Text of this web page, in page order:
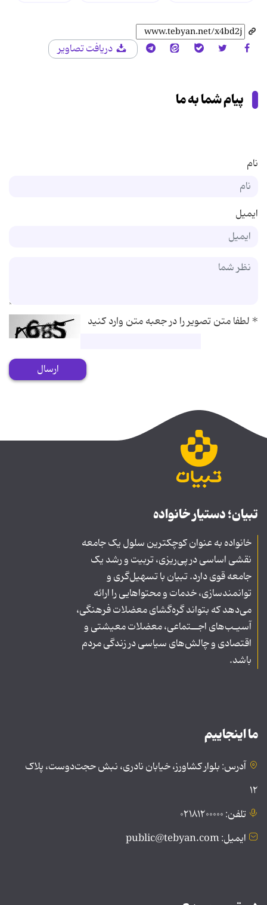
دریافت تصاویر
پیام شما به ما
نام
ایمیل
*لطفا متن تصویر را در جعبه متن وارد کنید
ارسال
تبیان؛ دستیار خانواده
خانواده به عنوان کوچکترین سلول یک جامعه
نقشی اساسی در پی‌ریزی، تربیت و رشد یک
جامعه قوی دارد. تبیان با تسهیل‌گری و
توانمندسازی، خدمات و محتواهایی را ارائه
می‌دهد که بتواند گره‌گشای معضلات فرهنگی،
آسیـب‌های اجــتماعی، معضلات معیشتی و
اقتصادی و چالش‌های سیاسی در زندگی مردم
باشد.
ما اینجاییم
آدرس: بلوار کشاورز، خیابان نادری، نبش حجت‌دوست، پلاک
۱۲
تلفن: ۰۲۱۸۱۲۰۰۰۰۰
ایمیل: public@tebyan.com